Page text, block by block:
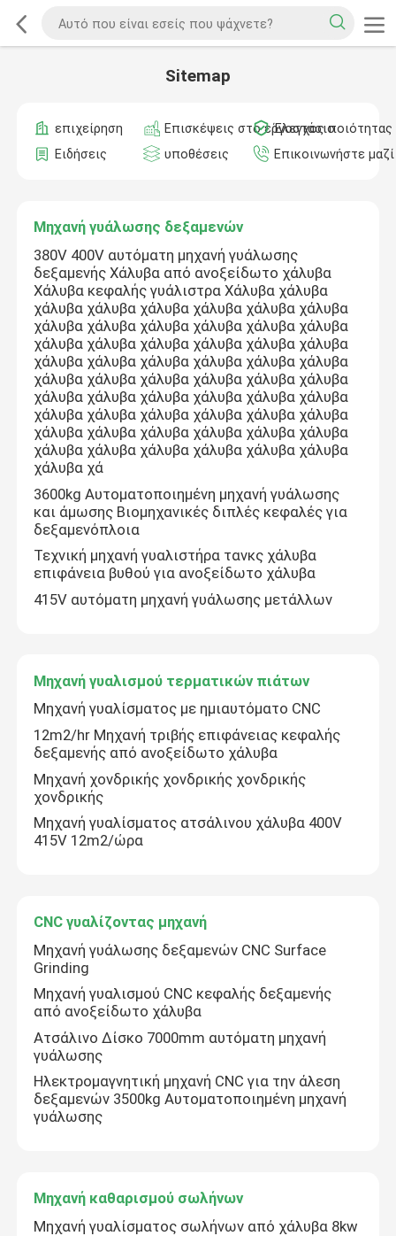
Sitemap
επιχείρηση Επισκέψεις στο εργοστάσιο
Έλεγχος ποιότητας
Ειδήσεις
υποθέσεις Επικοινωνήστε
Μηχανή γυάλωσης δεξαμενών
380V 400V αυτόματη μηχανή γυάλωσης
δεξαμενής Χάλυβα από ανοξείδωτο χάλυβα
Χάλυβα κεφαλής γυάλιστρα Χάλυβα χάλυβα
χάλυβα χάλυβα χάλυβα χάλυβα χάλυβα χάλυβα
χάλυβα χάλυβα χάλυβα χάλυβα χάλυβα χάλυβα
χάλυβα χάλυβα χάλυβα χάλυβα χάλυβα χάλυβα
χάλυβα χάλυβα χάλυβα χάλυβα χάλυβα χάλυβα
χάλυβα χάλυβα χάλυβα χάλυβα χάλυβα χάλυβα
χάλυβα χάλυβα χάλυβα χάλυβα χάλυβα χάλυβα
χάλυβα χάλυβα χάλυβα χάλυβα χάλυβα χάλυβα
χάλυβα χάλυβα χάλυβα χάλυβα χάλυβα χάλυβα
χάλυβα χάλυβα χάλυβα χάλυβα χάλυβα χάλυβα
χάλυβα χά
3600kg Αυτοματοποιημένη μηχανή γυάλωσης
και άμωσης Βιομηχανικές διπλές κεφαλές για
δεξαμενόπλοια
Τεχνική μηχανή γυαλιστήρα τανκς χάλυβα
επιφάνεια βυθού για ανοξείδωτο χάλυβα
415V αυτόματη μηχανή γυάλωσης μετάλλων
Μηχανή γυαλισμού τερματικών πιάτων
Μηχανή γυαλίσματος με ημιαυτόματο CNC
12m2/hr Μηχανή τριβής επιφάνειας κεφαλής
δεξαμενής από ανοξείδωτο χάλυβα
Μηχανή χονδρικής χονδρικής χονδρικής
χονδρικής
Μηχανή γυαλίσματος ατσάλινου χάλυβα 400V
415V 12m2/ώρα
CNC γυαλίζοντας μηχανή
Μηχανή γυάλωσης δεξαμενών CNC Surface
Grinding
Μηχανή γυαλισμού CNC κεφαλής δεξαμενής
από ανοξείδωτο χάλυβα
Ατσάλινο Δίσκο 7000mm αυτόματη μηχανή
γυάλωσης
Ηλεκτρομαγνητική μηχανή CNC για την άλεση
δεξαμενών 3500kg Αυτοματοποιημένη μηχανή
γυάλωσης
Μηχανή καθαρισμού σωλήνων
Μηχανή γυαλίσματος σωλήνων από χάλυβα 8kw